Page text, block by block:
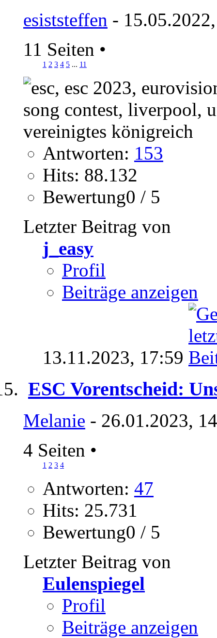
esiststeffen -
11 Seiten •
1 2 3 4 5 ... 11
Antworten: 153
Hits: 88.132
Bewertung0 / 5
Letzter Beitrag von
j_easy
Profil
Beiträge anzeigen
13.11.2023, 17:59
ESC Vorentscheid:
Melanie - 26.01.2023,
4 Seiten •
1 2 3 4
Antworten: 47
Hits: 25.731
Bewertung0 / 5
Letzter Beitrag von
Eulenspiegel
Profil
Beiträge anzeigen